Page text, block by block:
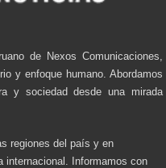
de Nexos Comunicaciones,
y enfoque humano. Abordamos
y sociedad desde una mirada
regiones del país y en
internacional. Informamos con